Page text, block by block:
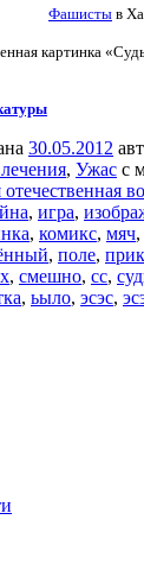
Фашисты в
картинка
30.05.2012
, Ужас с
отечественная
, игра,
, комикс, мяч,
, поле,
, смешно, сс,
, ьыло, эсэс,